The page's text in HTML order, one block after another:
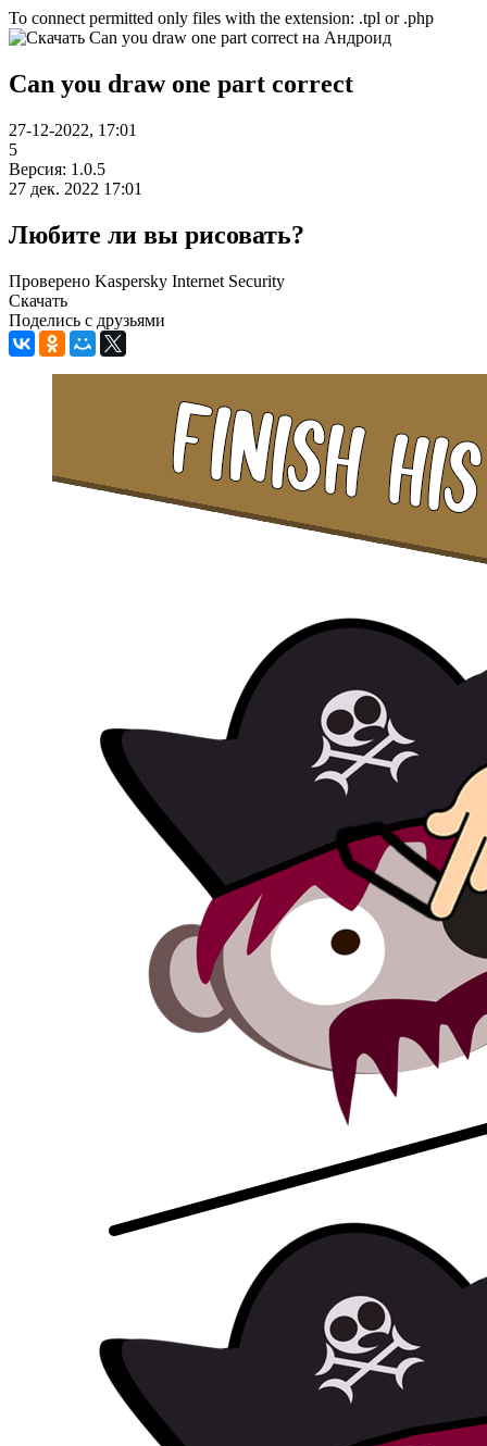
To connect permitted only files with the extension: .tpl or .php
Can you draw one part correct
27-12-2022, 17:01
5
Версия: 1.0.5
27 дек. 2022 17:01
Любите ли вы рисовать?
Проверено Kaspersky Internet Security
Скачать
Поделись с друзьями